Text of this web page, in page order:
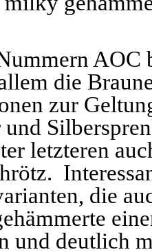
AOC
die
zur
letzteren
die
und deutlich